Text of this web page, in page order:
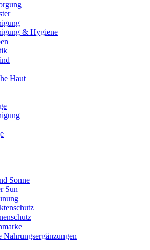
& Hygiene
Haut
Sonne
Sun
Nahrungsergänzungen